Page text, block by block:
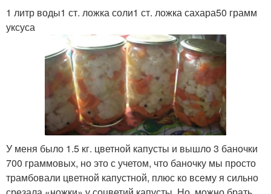
1 литр воды1 ст. ложка соли1 ст. ложка сахара50 грамм
уксуса
У меня было 1.5 кг. цветной капусты и вышло 3 баночки
700 граммовых, но это с учетом, что баночку мы просто
трамбовали цветной капустной, плюс ко всему я сильно